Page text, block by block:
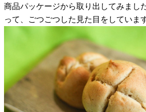
商品パッケージから取り出してみまし
って、ごつごつした見た目をしています